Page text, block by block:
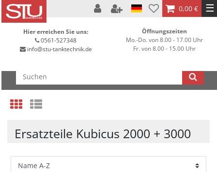
0,00 € ☰
Hier erreichen Sie uns:
0561-527348
info@stu-tanktechnik.de
Öffnungszeiten
Mo.-Do. von 8.00 - 17.00 Uhr
Fr. von 8.00 - 15.00 Uhr
Ersatzteile Kubicus 2000 + 3000